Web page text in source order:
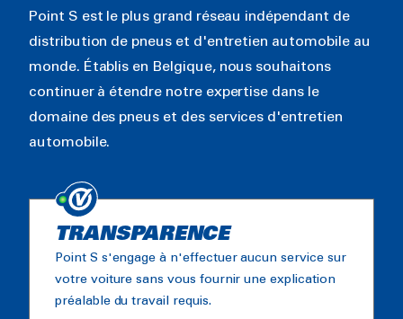
Point S est le plus grand réseau indépendant de
distribution de pneus et d'entretien automobile au
monde. Établis en Belgique, nous souhaitons
continuer à étendre notre expertise dans le
domaine des pneus et des services d'entretien
automobile.
TRANSPARENCE
Point S s'engage à n'effectuer aucun service sur
votre voiture sans vous fournir une explication
préalable du travail requis.